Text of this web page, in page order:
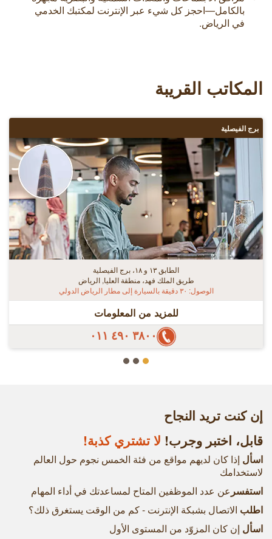
بالكامل—احجز كل شيء عبر الإنترنت لمكتبك الخدمي
في الرياض.
المكاتب القريبة
برج الفيصلية
الطابق ١٣ و ١٨، برج الفيصلية
طريق الملك فهد، منطقة العليا, الرياض
الوصول: ٣٠ دقيقة بالسيارة إلى مطار الرياض الدولي
للمزيد من المعلومات
٣٨٠٠ ٤٩٠ ٠١١
إن كنت تريد النجاح
قابل، اختبر وجرب! لا تشتري كذبة!
اسأل إذا كان لديهم مواقع من فئة الخمس نجوم حول العالم
لاستخدامك
استفسر عن عدد الموظفين المتاح لمساعدتك في أداء المهام
اطلب الاتصال بشبكة الإنترنت - كم من الوقت يستغرق ذلك؟
اسأل إن كان المزوّد من المستوى الأول